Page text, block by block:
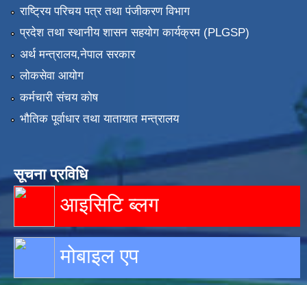
राष्ट्रिय परिचय पत्र तथा पंजीकरण विभाग
प्रदेश तथा स्थानीय शासन सहयोग कार्यक्रम (PLGSP)
अर्थ मन्त्रालय,नेपाल सरकार
लोकसेवा आयोग
कर्मचारी संचय कोष
भौतिक पूर्वाधार तथा यातायात मन्त्रालय
सूचना प्रविधि
आइसिटि ब्लग
मोबाइल एप